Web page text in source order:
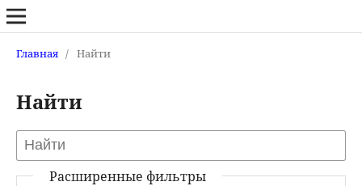
Главная / Найти
Найти
Расширенные фильтры